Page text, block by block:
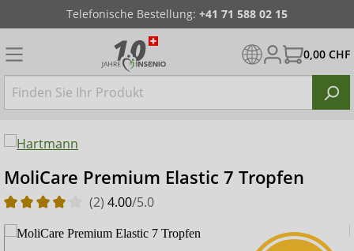
Telefonische Bestellung: +41 71 588 02 15
0,00 CHF
MoliCare Premium Elastic 7 Tropfen
(2) 4.00/5.0